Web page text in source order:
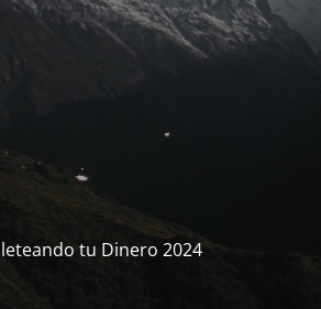
tu Dinero 2024